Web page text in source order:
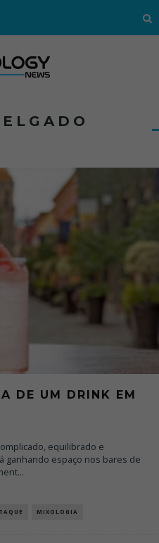
DE UM DRINK EM
equilibrado e
ganhando espaço nos bares de
...
MIXOLOGIA